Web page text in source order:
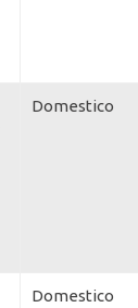
Domestico
Domestico